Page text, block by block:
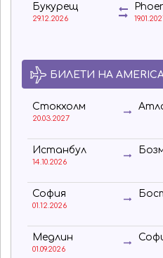
Букурещ
29.12.2026
БИЛЕТИ НА
Стокхолм
20.03.2027
Истанбул
14.10.2026
София
01.12.2026
Медлин
01.09.2026